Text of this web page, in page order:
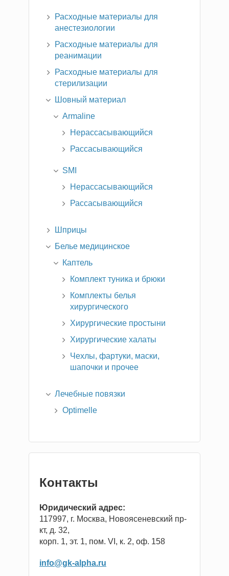
Расходные материалы для
анестезиологии
Расходные материалы для
реанимации
Расходные материалы для
стерилизации
Шовный материал
Armaline
Нерассасывающийся
Рассасывающийся
SMI
Нерассасывающийся
Рассасывающийся
Шприцы
Белье медицинское
Каптель
Комплект туника и брюки
Комплекты белья
хирургического
Хирургические простыни
Хирургические халаты
Чехлы, фартуки, маски,
шапочки и прочее
Лечебные повязки
Optimelle
Контакты
Юридический адрес:
117997, г. Москва, Новоясеневский пр-
кт, д. 32,
корп. 1, эт. 1, пом. VI, к. 2, оф. 158
info@gk-alpha.ru